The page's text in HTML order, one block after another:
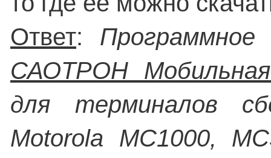
Ответ: Программное
САОТРОН
для терминалов
Motorola MC1000,